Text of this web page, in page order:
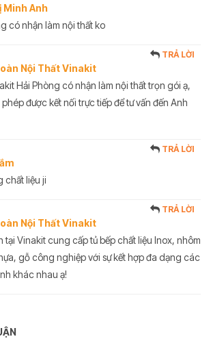
Minh Anh
có nhận làm nội thất ko
Nội Thất Vinakit
TRẢ LỜI
Hải Phòng có nhận làm nội thất trọn gói ạ,
phép được kết nối trực tiếp để tư vấn đến Anh
TRẢ LỜI
chất liệu ji
Nội Thất Vinakit
TRẢ LỜI
tại Vinakit cung cấp tủ bếp chất liệu Inox, nhôm
gỗ công nghiệp với sự kết hợp đa dạng các
khác nhau ạ!